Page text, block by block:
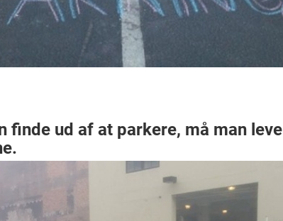
finde ud af at parkere, må man leve